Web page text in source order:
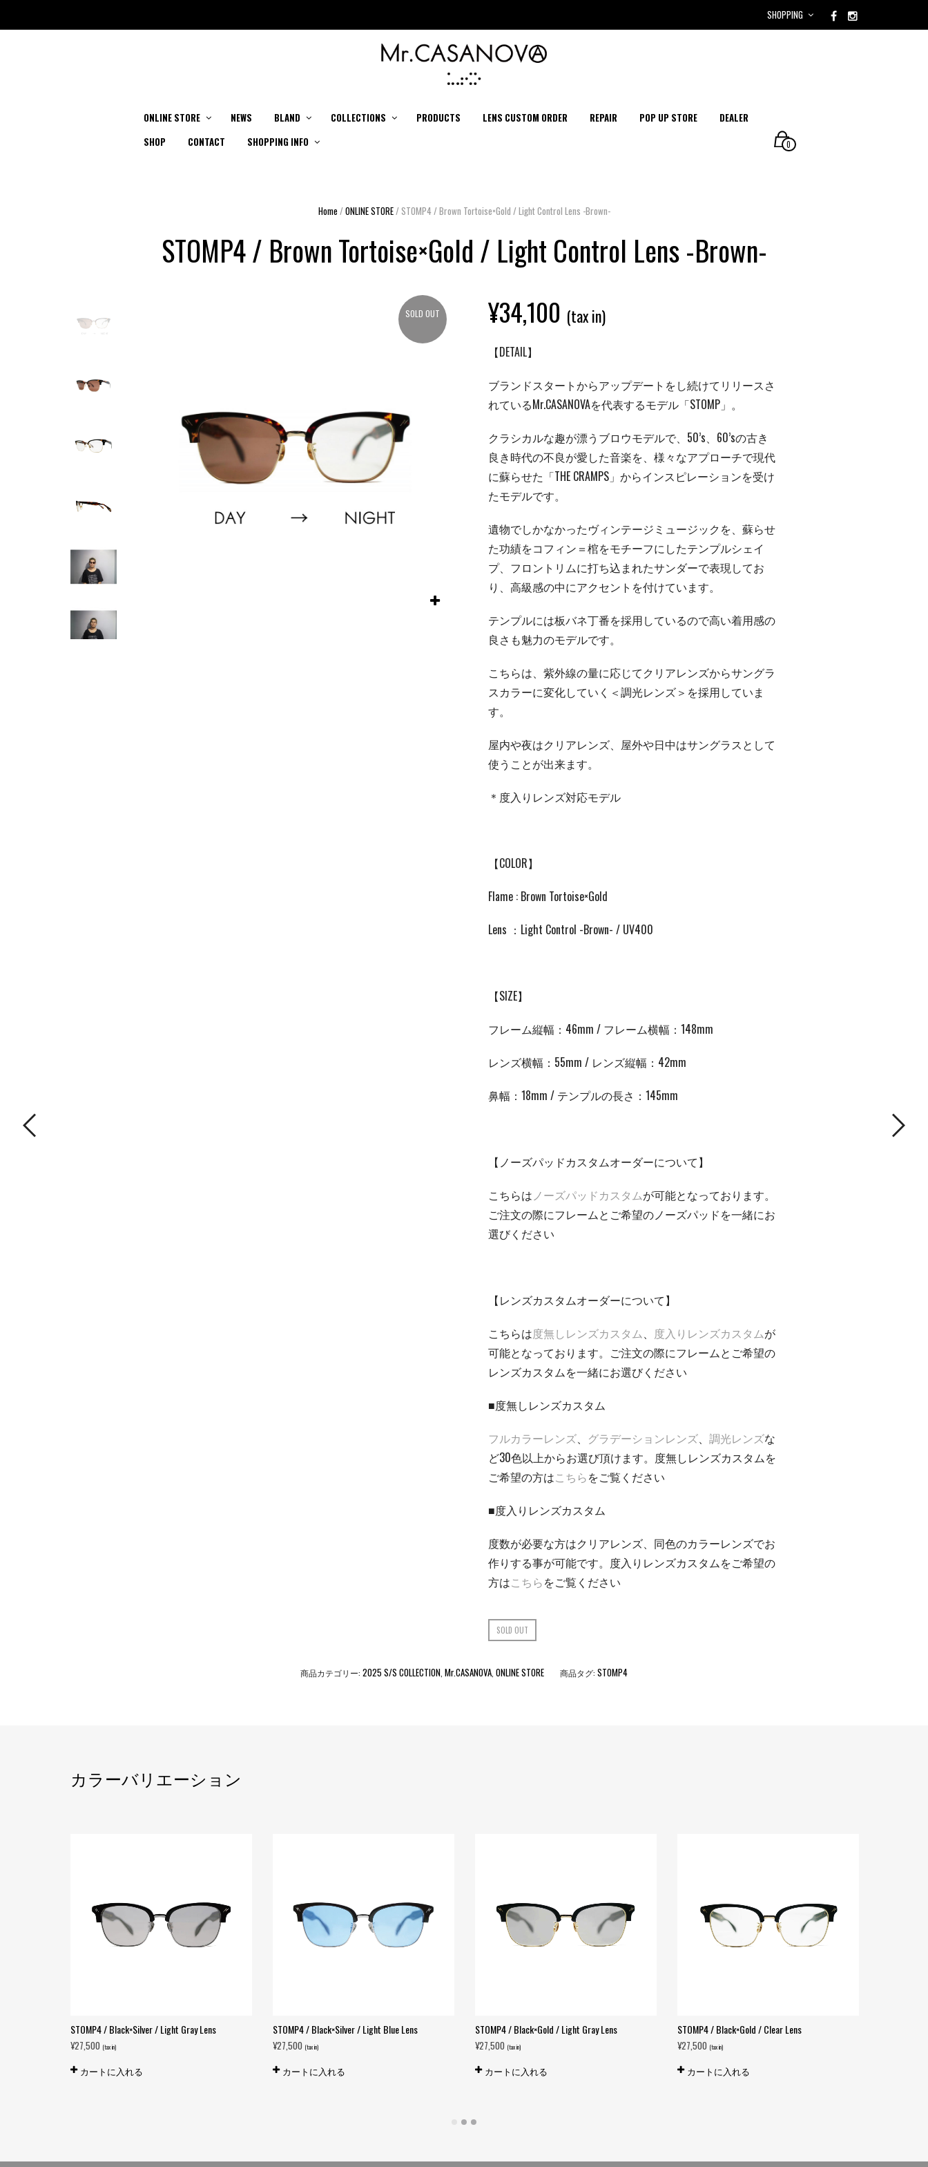
SHOPPING
ONLINE STORE NEWS BLAND COLLECTIONS PRODUCTS LENS CUSTOM ORDER REPAIR POP UP STORE
DEALER
SHOP
CONTACT SHOPPING INFO 0
Home /ONLINE STORE/ STOMP4 / Brown Tortoise×Gold / Light Control Lens -Brown-
STOMP4 / Brown Tortoise×Gold / Light Control Lens -Brown-
SOLD OUT ¥34,100 (tax in)
【DETAIL】
ブランドスタートからアップデートをし続けてリリースさ
れているMr.CASANOVAを代表するモデル「STOMP」。
クラシカルな趣が漂うブロウモデルで、50’s、60’sの古き
良き時代の不良が愛した音楽を、様々なアプローチで現代
に蘇らせた「THE CRAMPS」からインスピレーションを受け
たモデルです。
遺物でしかなかったヴィンテージミュージックを、蘇らせ
た功績をコフィン＝棺をモチーフにしたテンプルシェイ
プ、フロントリムに打ち込まれたサンダーで表現してお
り、高級感の中にアクセントを付けています。
テンプルには板バネ丁番を採用しているので高い着用感の
良さも魅力のモデルです。
こちらは、紫外線の量に応じてクリアレンズからサングラ
スカラーに変化していく＜調光レンズ＞を採用していま
す。
屋内や夜はクリアレンズ、屋外や日中はサングラスとして
使うことが出来ます。
＊度入りレンズ対応モデル
【COLOR】
Flame : Brown Tortoise×Gold
Lens ：Light Control -Brown- / UV400
【SIZE】
フレーム縦幅：46mm / フレーム横幅：148mm
レンズ横幅：55mm / レンズ縦幅：42mm
鼻幅： 18mm / テンプルの長さ： 145mm
【ノーズパッドカスタムオーダーについて】
こちらはノーズパッドカスタムが可能となっております。
ご注文の際にフレームとご希望のノーズパッドを一緒にお
選びください
【レンズカスタムオーダーについて】
こちらは度無しレンズカスタム、 度入りレンズカスタムが
可能となっております。ご注文の際にフレームとご希望の
レンズカスタムを一緒にお選びください
■度無しレンズカスタム
フルカラーレンズ、 グラデーションレンズ、 調光レンズな
ど30色以上からお選び頂けます。度無しレンズカスタムを
ご希望の方はこちらをご覧ください
■度入りレンズカスタム
度数が必要な方はクリアレンズ、同色のカラーレンズでお
作りする事が可能です。度入りレンズカスタムをご希望の
方はこちらをご覧ください
SOLD OUT
商品カテゴリー: 2025 S/S COLLECTION Mr.CASANOVA ONLINE STORE 商品タグ: STOMP4
カラーバリエーション
STOMP4 / Black×Silver / Light Gray Lens
¥27,500 (tax in)
カートに入れる
STOMP4 / Black×Silver / Light Blue Lens
¥27,500 (tax in)
カートに入れる
STOMP4 / Black×Gold / Light Gray Lens
¥27,500 (tax in)
カートに入れる
STOMP4 / Black×Gold / Clear Lens
¥27,500 (tax in)
カートに入れる